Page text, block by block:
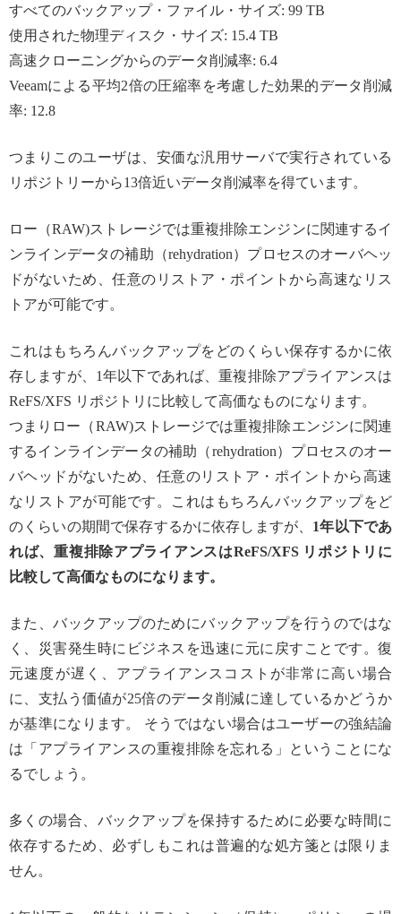
すべてのバックアップ・ファイル・サイズ: 99 TB
使用された物理ディスク・サイズ: 15.4 TB
高速クローニングからのデータ削減率: 6.4
Veeamによる平均2倍の圧縮率を考慮した効果的データ削減
率: 12.8
つまりこのユーザは、安価な汎用サーバで実行されている
リポジトリーから13倍近いデータ削減率を得ています。
ロー（RAW)ストレージでは重複排除エンジンに関連するイ
ンラインデータの補助（rehydration）プロセスのオーバヘッ
ドがないため、任意のリストア・ポイントから高速なリス
トアが可能です。
これはもちろんバックアップをどのくらい保存するかに依
存しますが、1年以下であれば、重複排除アプライアンスは
ReFS/XFS リポジトリに比較して高価なものになります。
つまりロー（RAW)ストレージでは重複排除エンジンに関連
するインラインデータの補助（rehydration）プロセスのオー
バヘッドがないため、任意のリストア・ポイントから高速
なリストアが可能です。これはもちろんバックアップをど
のくらいの期間で保存するかに依存しますが、 1年以下であ
れば、重複排除アプライアンスはReFS/XFS リポジトリに
比較して高価なものになります。
また、バックアップのためにバックアップを行うのではな
く、災害発生時にビジネスを迅速に元に戻すことです。復
元速度が遅く、アプライアンスコストが非常に高い場合
に、支払う価値が25倍のデータ削減に達しているかどうか
が基準になります。 そうではない場合はユーザーの強結論
は「アプライアンスの重複排除を忘れる」ということにな
るでしょう。
多くの場合、バックアップを保持するために必要な時間に
依存するため、必ずしもこれは普遍的な処方箋とは限りま
せん。